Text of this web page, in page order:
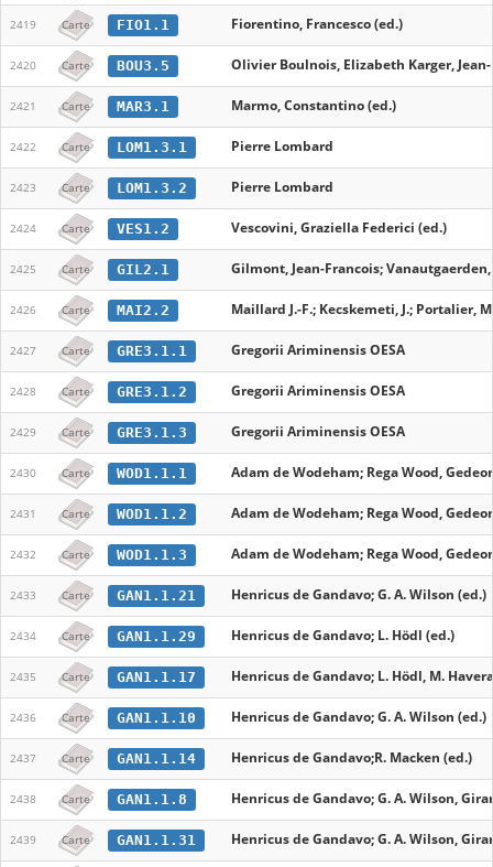
2419 Carte FIO1.1 Fiorentino, Francesco (ed.)
2420 Carte BOU3.5 Olivier Boulnois, Elizabeth Karger,
2421 Carte MAR3.1 Marmo, Constantino (ed.)
2422 Carte LOM1.3.1 Pierre Lombard
2423 Carte LOM1.3.2 Pierre Lombard
2424 Carte VES1.2 Vescovini, Graziella Federici (ed.)
2425 Carte GIL2.1 Gilmont, Jean-Francois;
2426 Carte MAI2.2 Maillard J.-F.; Kecskemeti, J.; Portalier,
2427 Carte GRE3.1.1 Gregorii Ariminensis OESA
2428 Carte GRE3.1.2 Gregorii Ariminensis OESA
2429 Carte GRE3.1.3 Gregorii Ariminensis OESA
2430 Carte WOD1.1.1 Adam de Wodeham; Rega Wood,
2431 Carte WOD1.1.2 Adam de Wodeham; Rega Wood,
2432 Carte WOD1.1.3 Adam de Wodeham; Rega Wood,
2433 Carte GAN1.1.21 Henricus de Gandavo; G. A. Wilson (ed.)
2434 Carte GAN1.1.29 Henricus de Gandavo; L. Hödl (ed.)
2435 Carte GAN1.1.17 Henricus de Gandavo; L. Hödl, M.
2436 Carte GAN1.1.10 Henricus de Gandavo; G. A. Wilson (ed.)
2437 Carte GAN1.1.14 Henricus de Gandavo;R. Macken (ed.)
2438 Carte GAN1.1.8 Henricus de Gandavo; G. A. Wilson,
2439 Carte GAN1.1.31 Henricus de Gandavo; G. A. Wilson,